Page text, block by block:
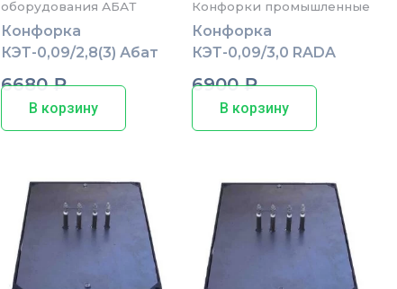
оборудования АБАТ
Конфорка
КЭТ-0,09/2,8(3) Абат
6680₽
В корзину
Конфорки промышленные
Конфорка
КЭТ-0,09/3,0 RADA
6900₽
В корзину